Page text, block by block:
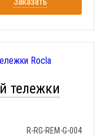
тележки
R-RG-REM-G-004